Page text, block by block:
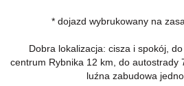
* dojazd wybrukowany na
Dobra lokalizacja: cisza i spokój,
centrum Rybnika 12 km, do autostrady
luźna zabudowa